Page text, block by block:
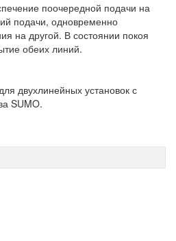
поочередной подачи на
подачи, одновременно
на другой. В состоянии покоя
обеих линий.
двухлинейных установок с
SUMO.